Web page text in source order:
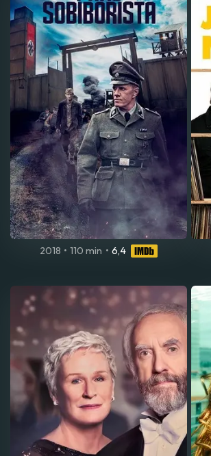
2018 • 110 min • 6,4